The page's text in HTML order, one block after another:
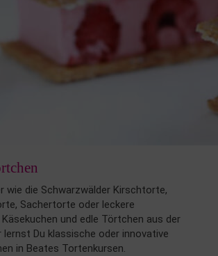
wie die Schwarzwälder Kirschtorte,
Sachertorte oder leckere
und edle Törtchen aus der
lernst Du klassische oder innovative
in Beates Tortenkursen.